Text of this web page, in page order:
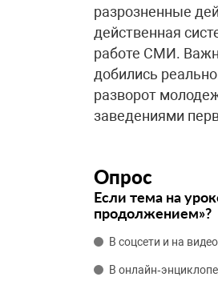
разрозненные
действенная
работе СМИ.
добились
разворот
заведениями
Опрос
Если тема на
продолжением»?
В соцсети и на
В